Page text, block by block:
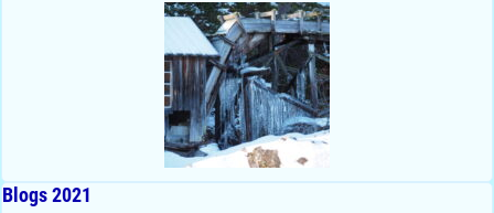
Blogs 2021